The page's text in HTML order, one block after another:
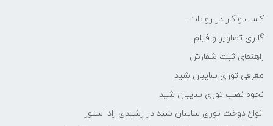
کسب و کار در روایات
گالری تصاویر و فیلم
راهنمای ثبت شفارش
معرفی توری سایبان شید
نحوه نصب توری سایبان شید
انواع دوخت توری سایبان شید در رشیدی راد استور